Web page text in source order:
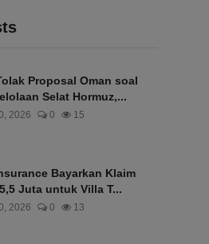
Proposal Oman soal
Selat Hormuz,...
2026 0 15
Bayarkan Klaim
Juta untuk Villa T...
2026 0 13